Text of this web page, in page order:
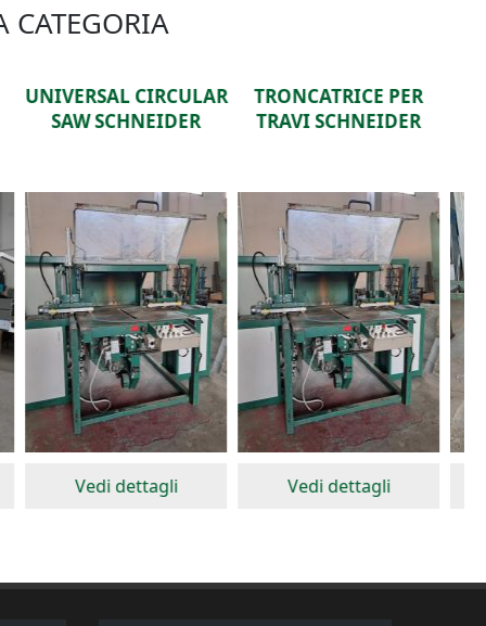
CATEGORIA
TRONCATRICE PER
TRAVI SCHNEIDER
Vedi dettagli
SEGA A PENDOLO
Vedi dettagli